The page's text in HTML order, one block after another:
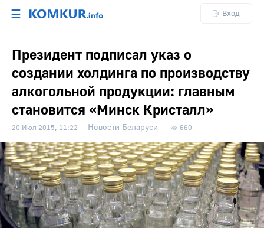
☰ Вход
Президент подписал указ о
создании холдинга по производству
алкогольной продукции: главным
становится «Минск Кристалл»
20 Июл 2015, 11:22 Новости Беларуси 660